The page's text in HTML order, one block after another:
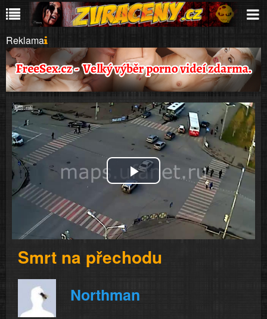
Reklama
Play
Video
Smrt na přechodu
Northman